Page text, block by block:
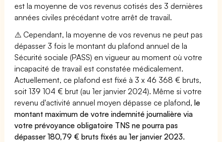
est la moyenne de vos revenus cotisés des 3 dernières
années civiles précédant votre arrêt de travail.
⚠️ Cependant, la moyenne de vos revenus ne peut pas
dépasser 3 fois le montant du plafond annuel de la
Sécurité sociale (PASS) en vigueur au moment où votre
incapacité de travail est constatée médicalement.
Actuellement, ce plafond est fixé à 3 x 46 368 € bruts,
soit 139 104 € brut (au 1er janvier 2024). Même si votre
revenu d'activité annuel moyen dépasse ce plafond,le
montant maximum de votre indemnité journalière via
votre prévoyance obligatoire TNS ne pourra pas
dépasser 180,79 € bruts fixés au 1er janvier 2023.